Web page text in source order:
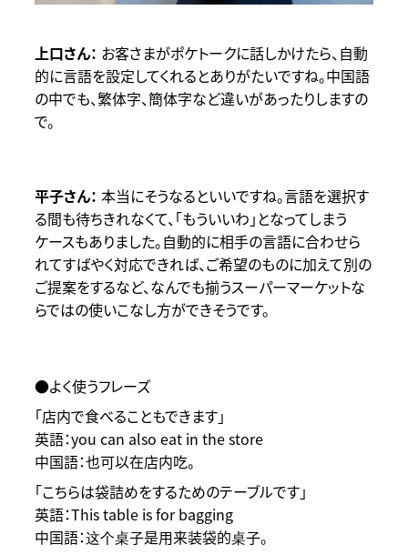
お客さまがポケトークに話しかけたら、自動
的に言語を設定してくれるとありがたいですね。中国語
の中でも、繁体字、簡体字など違いがあったりしますの
で。
本当にそうなるといいですね。言語を選択す
る間も待ちきれなくて、「もういいわ」となってしまう
ケースもありました。自動的に相手の言語に合わせら
れてすばやく対応できれば、ご希望のものに加えて別の
ご提案をするなど、なんでも揃うスーパーマーケットな
らではの使いこなし方ができそうです。
●よく使うフレーズ
「店内で食べることもできます」
英語：you can also eat in the store
中国語：也可以在店内吃。
「こちらは袋詰めをするためのテーブルです」
英語：This table is for bagging
中国語：这个桌子是用来装袋的桌子。